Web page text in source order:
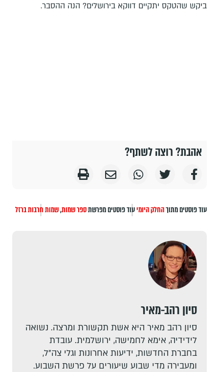
ביקש שהטקס יתקיים דווקא בירושלים? הנה ההסבר.
אהבת? רוצה לשתף?
עוד פוסטים מתוךהחלק היומיעוד פוסטים מפרשתספר שמות,שמותחרבות ברזל
סיון רהב-מאיר
סיון רהב מאיר היא אשת תקשורת ומרצה. נשואה
לידידיה, אימא לחמישה, ירושלמית. עובדת
בחברת החדשות, ידיעות אחרונות וגלי צה"ל,
ומעבירה מדי שבוע שיעורים על פרשת השבוע.